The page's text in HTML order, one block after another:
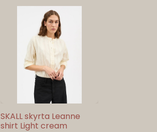
SKALL skyrta Leanne
shirt Light cream